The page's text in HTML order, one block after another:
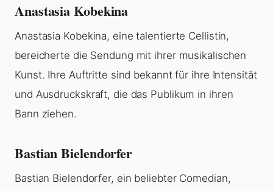
Anastasia Kobekina
Anastasia Kobekina, eine talentierte Cellistin,
bereicherte die Sendung mit ihrer musikalischen
Kunst. Ihre Auftritte sind bekannt für ihre Intensität
und Ausdruckskraft, die das Publikum in ihren
Bann ziehen.
Bastian Bielendorfer
Bastian Bielendorfer, ein beliebter Comedian,